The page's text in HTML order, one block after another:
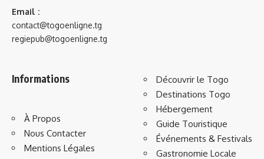
Email :
contact@togoenligne.tg
regiepub@togoenligne.tg
Informations
À Propos
Nous Contacter
Mentions Légales
Découvrir le Togo
Destinations Togo
Hébergement
Guide Touristique
Événements & Festivals
Gastronomie Locale